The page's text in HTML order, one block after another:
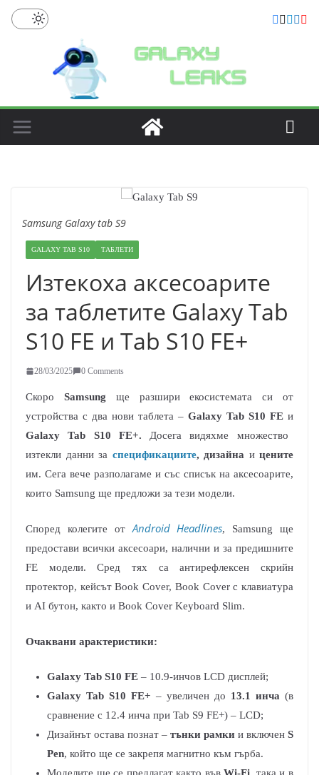
Skip
Samsung Galaxy tab S9
GALAXY TAB S10 ТАБЛЕТИ
Изтекоха аксесоарите
за таблетите Galaxy Tab
S10 FE и Tab S10 FE+
28/03/2025 0 Comments
Скоро Samsung ще разшири екосистемата си от
устройства с два нови таблета – Galaxy Tab S10 FE и
Galaxy Tab S10 FE+. Досега видяхме множество
изтекли данни за спецификациите, дизайна и цените
им. Сега вече разполагаме и със списък на аксесоарите,
които Samsung ще предложи за тези модели.
Според колегите отAndroid Headlines, Samsung ще
предостави всички аксесоари, налични и за предишните
FE модели. Сред тях са антирефлексен скрийн
протектор, кейсът Book Cover, Book Cover с клавиатура
и AI бутон, както и Book Cover Keyboard Slim.
Очаквани арактеристики:
Galaxy Tab S10 FE – 10.9-инчов LCD дисплей;
Galaxy Tab S10 FE+ – увеличен до 13.1 инча (в
сравнение с 12.4 инча при Tab S9 FE+) – LCD;
Дизайнът остава познат – тънки рамки и включен S
Pen, който ще се закрепя магнитно към гърба.